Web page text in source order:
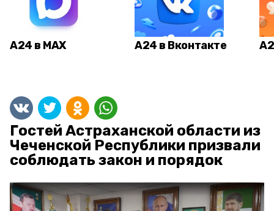
А24 в MAX А24 в Вконтакте
Гостей Астраханской области из
Чеченской Республики призвали
соблюдать закон и порядок